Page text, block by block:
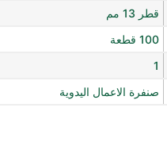
قطر 13 مم
100 قطعة
1
صنفرة الاعمال اليدوية